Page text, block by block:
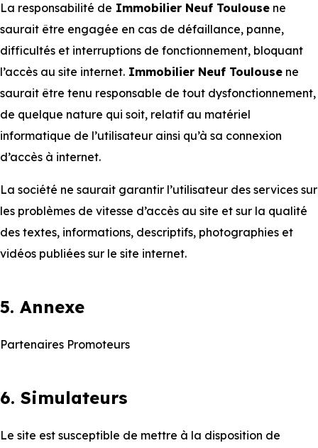
La responsabilité de Immobilier Neuf Toulouse ne
saurait être engagée en cas de défaillance, panne,
difficultés et interruptions de fonctionnement, bloquant
l’accès au site internet. Immobilier Neuf Toulouse ne
saurait être tenu responsable de tout dysfonctionnement,
de quelque nature qui soit, relatif au matériel
informatique de l’utilisateur ainsi qu’à sa connexion
d’accès à internet.
La société ne saurait garantir l’utilisateur des services sur
les problèmes de vitesse d’accès au site et sur la qualité
des textes, informations, descriptifs, photographies et
vidéos publiées sur le site internet.
5. Annexe
Partenaires Promoteurs
6. Simulateurs
Le site est susceptible de mettre à la disposition de